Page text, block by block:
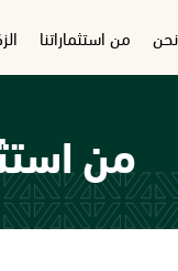
من استثماراتنا
من